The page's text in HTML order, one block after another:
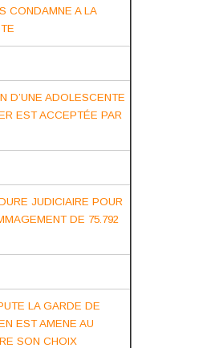
CONDAMNE A LA
D’UNE ADOLESCENTE
EST ACCEPTÉE PAR
JUDICIAIRE POUR
DE 75.792
LA GARDE DE
EST AMENE AU
SON CHOIX